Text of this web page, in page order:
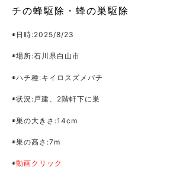
チの蜂駆除・蜂の巣駆除
◉日時:2025/8/23
◉場所:石川県白山市
◉ハチ種:キイロスズメバチ
◉状況:戸建、2階軒下に巣
◉巣の大きさ:14cm
◉巣の高さ:7m
◉動画クリック